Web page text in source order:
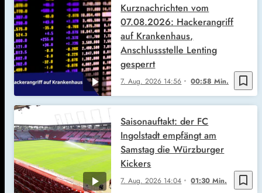
bookmark_border
7. Aug. 2026 14:56 00:58 Min.
Kurznachrichten vom
07.08.2026: Hackerangriff
auf Krankenhaus,
Anschlussstelle Lenting
gesperrt
bookmark_border
7. Aug. 2026 14:04 01:30 Min.
Saisonauftakt: der FC
Ingolstadt empfängt am
Samstag die Würzburger
Kickers